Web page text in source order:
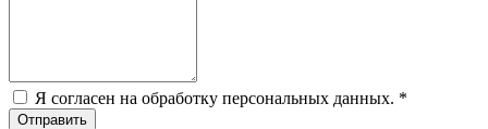
Я согласен на обработку персональных данных. *